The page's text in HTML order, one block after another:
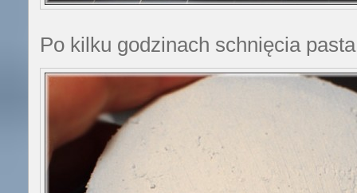
Po kilku godzinach schnięcia